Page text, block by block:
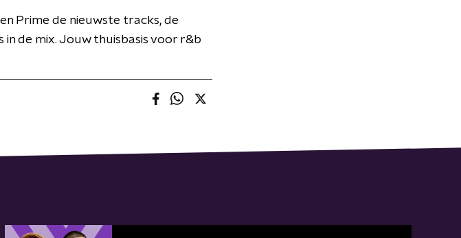
Prime de nieuwste tracks, de
de mix. Jouw thuisbasis voor r&b